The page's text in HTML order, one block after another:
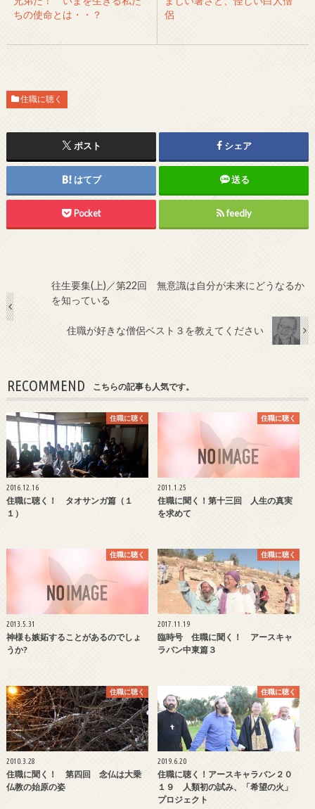
ちの使命とは・・？
侶
住職に聴く
ポスト シェア
はてブ 送る
Pocket feedly
往生要集(上)／第22回 無意識は自分が未来にどうなるか
を知っている
住職が好きな僧侶ベスト３を教えてください
RECOMMEND こちらの記事も人気です。
住職に聴く
2016.12.16
住職に聴く！ タオサンガ篇（１
１）
住職に聴く
2011.1.25
住職に聞く！第十三回 人生の真実
を求めて
住職に聴く
2013.5.31
神様も嫉妬することがあるのでしょ
うか?
住職に聴く
2017.11.19
臨時号 住職に聞く！ アースキャ
ラバン中東篇３
住職に聴く
2010.3.28
住職に聞く！ 第四回 念仏は大乗
仏教の始原の姿
住職に聴く
2019.6.20
住職に聴く！アースキャラバン２０
１９ 人類初の試み、「希望の火」
プロジェクト